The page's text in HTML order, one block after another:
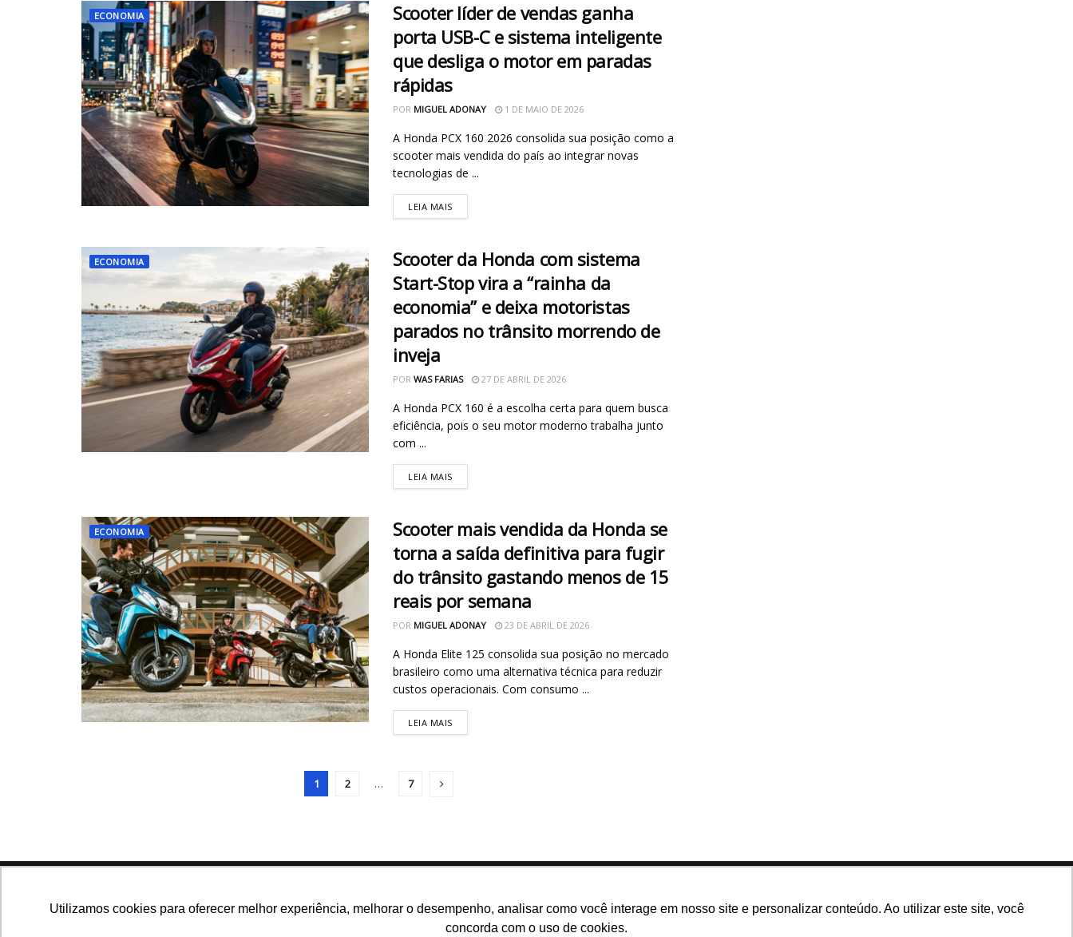
Utilizamos cookies para oferecer melhor experiência, melhorar o desempenho, analisar como você interage em nosso site e personalizar conteúdo. Ao utilizar este site, você
concorda com o uso de cookies.
ECONOMIA
Scooter líder de vendas ganha
porta USB-C e sistema inteligente
que desliga o motor em paradas
rápidas
POR MIGUEL ADONAY 1 DE MAIO DE 2026
A Honda PCX 160 2026 consolida sua posição como a
scooter mais vendida do país ao integrar novas
tecnologias de ...
LEIA MAIS
ECONOMIA
Scooter da Honda com sistema
Start-Stop vira a “rainha da
economia” e deixa motoristas
parados no trânsito morrendo de
inveja
POR WAS FARIAS 27 DE ABRIL DE 2026
A Honda PCX 160 é a escolha certa para quem busca
eficiência, pois o seu motor moderno trabalha junto
com ...
LEIA MAIS
ECONOMIA
Scooter mais vendida da Honda se
torna a saída definitiva para fugir
do trânsito gastando menos de 15
reais por semana
POR MIGUEL ADONAY 23 DE ABRIL DE 2026
A Honda Elite 125 consolida sua posição no mercado
brasileiro como uma alternativa técnica para reduzir
custos operacionais. Com consumo ...
LEIA MAIS
1 2 … 7
Navegue no site Siga nossas redes